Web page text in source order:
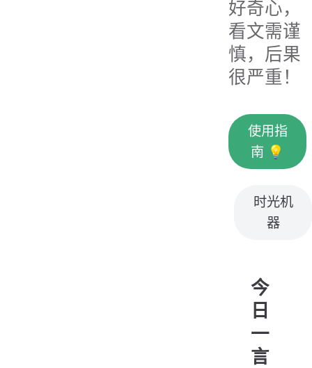
好奇心，
看文需谨
慎，后果
很严重！
使用指
南 💡
时光机
器
今
日
一
言